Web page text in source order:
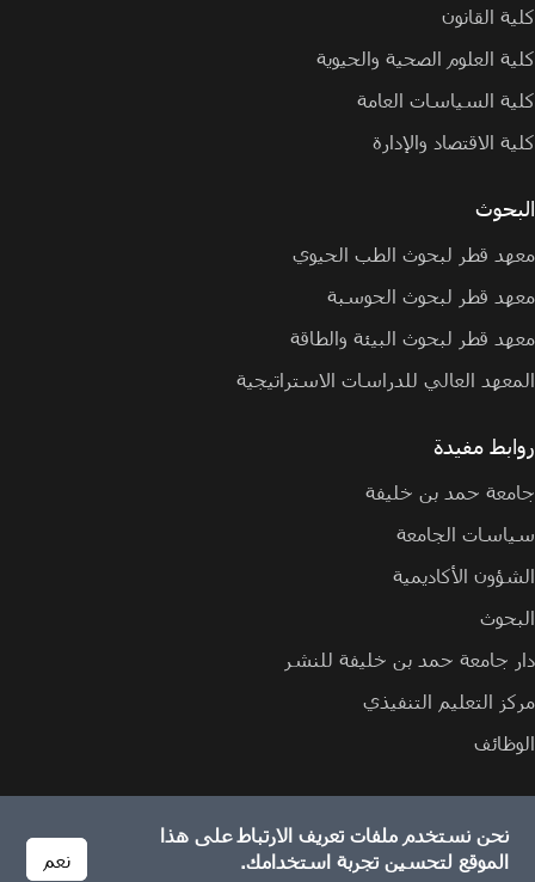
كلية القانون
كلية العلوم الصحية والحيوية
كلية السياسات العامة
كلية الاقتصاد والإدارة
البحوث
معهد قطر لبحوث الطب الحيوي
معهد قطر لبحوث الحوسبة
معهد قطر لبحوث البيئة والطاقة
المعهد العالي للدراسات الاستراتيجية
روابط مفيدة
جامعة حمد بن خليفة
سياسات الجامعة
الشؤون الأكاديمية
البحوث
دار جامعة حمد بن خليفة للنشر
مركز التعليم التنفيذي
الوظائف
الإبلاغ عن مشكلةسياسة ملفات تعريف الارتباطسياسة الخصوصيةنحن نستخدم ملفات تعريف الارتباط على هذا
الموقع لتحسين تجربة استخدامك.
نعم